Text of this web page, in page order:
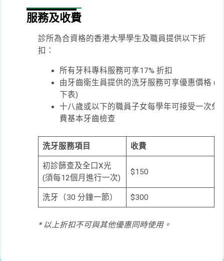
服務及收費
診所為合資格的香港大學學生及職員提供以下折
扣：
所有牙科專科服務可享17% 折扣
由牙齒衛生員提供的洗牙服務可享優惠價格 (見
下表)
十八歲或以下的職員子女每學年可接受一次免
費基本牙齒檢查
洗牙服務項目 收費
初診篩查及全口X光
(須每12個月進行一次)
$150
洗牙（30 分鐘一節） $300
* 以上折扣不可與其他優惠同時使用。